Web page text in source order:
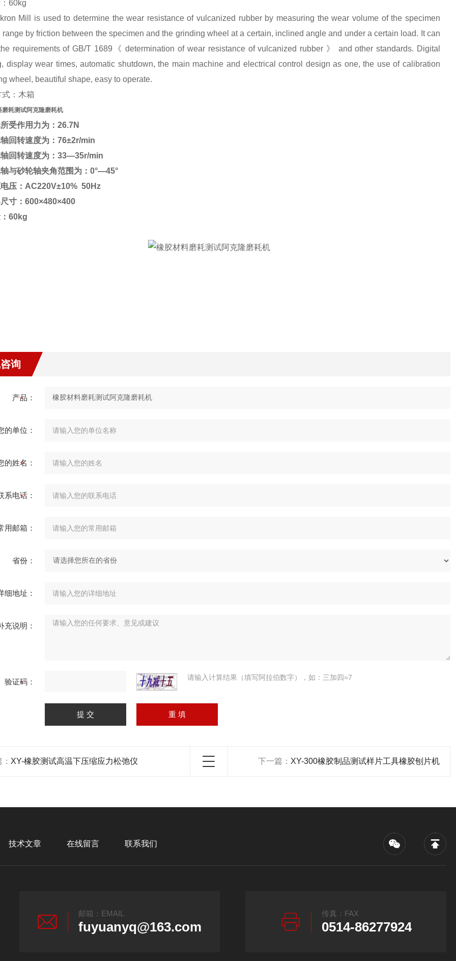
60kg
Mill is used to determine the wear resistance of vulcanized rubber by measuring the wear volume of the specimen
range by friction between the specimen and the grinding wheel at a certain, inclined angle and under a certain load. It can
requirements of GB/T 1689《 determination of wear resistance of vulcanized rubber 》 and other standards. Digital
display wear times, automatic shutdown, the main machine and electrical control design as one, the use of calibration
wheel, beautiful shape, easy to operate.
式：木箱
磨耗测试阿克隆磨耗机
受作用力为：26.7N
回转速度为：76±2r/min
回转速度为：33—35r/min
与砂轮轴夹角范围为：0°—45°
压：AC220V±10% 50Hz
寸：600×480×400
60kg
询
产品：
的单位：
的姓名：
系电话：
用邮箱：
省份：
细地址：
充说明：
验证码： 请输入计算结果（填写阿拉伯数字），如：三加四=7
XY-橡胶测试高温下压缩应力松弛仪 下一篇： XY-300橡胶制品测试样片工具橡胶刨片机
技术文章 在线留言 联系我们
邮箱：EMAIL
fuyuanyq@163.com
传真：FAX
0514-86277924